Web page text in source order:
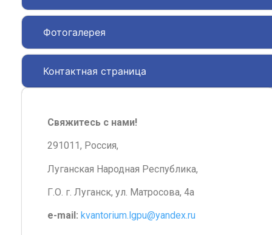
Фотогалерея
Контактная страница
Свяжитесь с нами!
291011, Россия,
Луганская Народная Республика,
Г.О. г. Луганск, ул. Матросова, 4а
e-mail: kvantorium.lgpu@yandex.ru